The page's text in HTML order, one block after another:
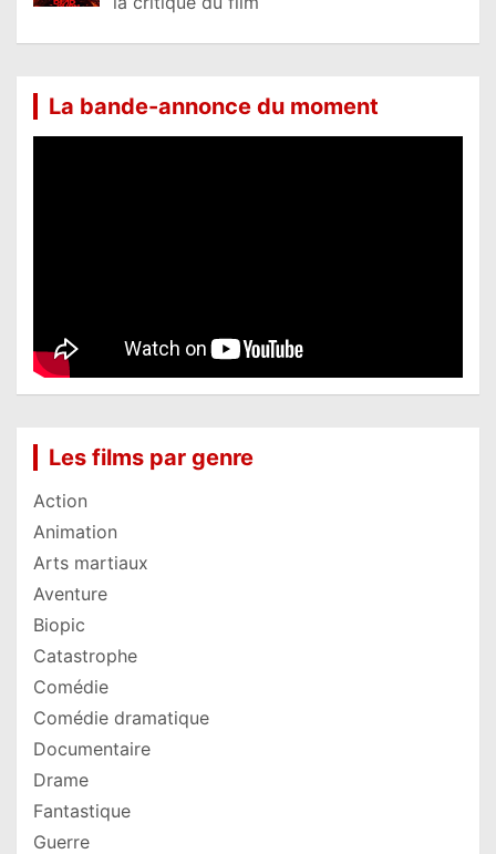
La bande-annonce du moment
Les films par genre
Action
Animation
Arts martiaux
Aventure
Biopic
Catastrophe
Comédie
Comédie dramatique
Documentaire
Drame
Fantastique
Guerre